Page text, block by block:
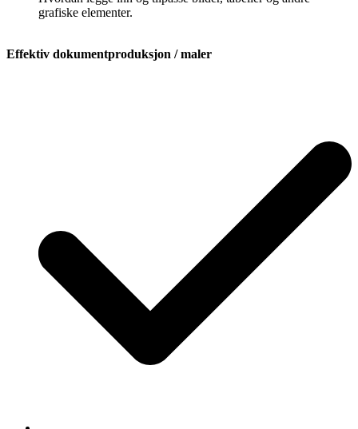
grafiske elementer.
Effektiv dokumentproduksjon / maler